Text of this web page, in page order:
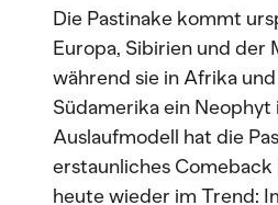
Die Pastinake kommt
Europa, Sibirien und der
während sie in Afrika
Südamerika ein Neophyt
Auslaufmodell hat die
erstaunliches
heute wieder im Trend: